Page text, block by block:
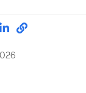
nono
Compartilhe no
Compartilhe